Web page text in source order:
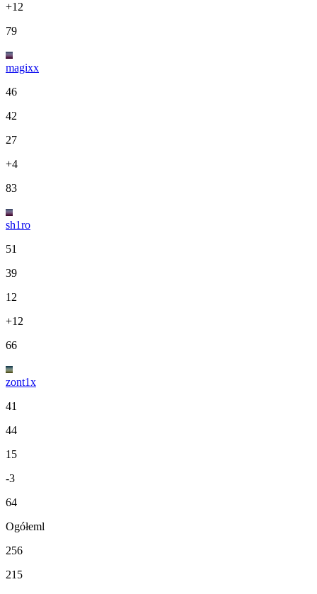
+12
79
magixx
46
42
27
+4
83
sh1ro
51
39
12
+12
66
zont1x
41
44
15
-3
64
Ogółeml
256
215